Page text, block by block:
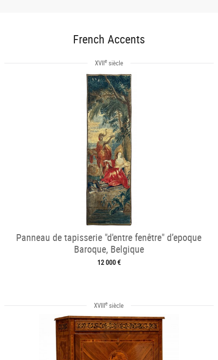
French Accents
XVIIesiècle
Panneau de tapisserie "d'entre fenêtre" d’epoque
Baroque, Belgique
12 000 €
XVIIIe siècle